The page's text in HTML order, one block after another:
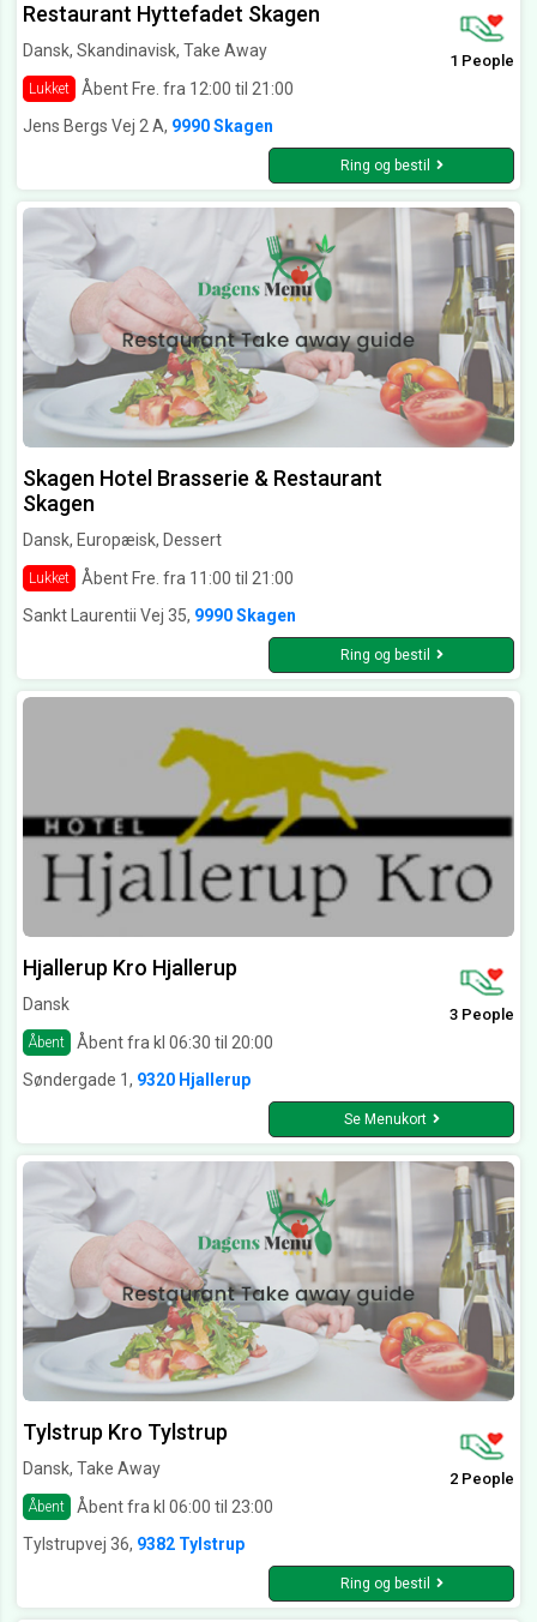
Restaurant Hyttefadet Skagen
Dansk, Skandinavisk, Take Away
Lukket Åbent Fre. fra 12:00 til 21:00
1 People
Jens Bergs Vej 2 A, 9990 Skagen
Ring og bestil
Skagen Hotel Brasserie & Restaurant
Skagen
Dansk, Europæisk, Dessert
Lukket
Åbent Fre. fra 11:00 til 21:00
Sankt Laurentii Vej 35, 9990 Skagen
Ring og bestil
Hjallerup Kro Hjallerup
Dansk
Åbent Åbent fra kl 06:30 til 20:00
3 People
Søndergade 1, 9320 Hjallerup
Se Menukort
Tylstrup Kro Tylstrup
Dansk, Take Away
Åbent Åbent fra kl 06:00 til 23:00
2 People
Tylstrupvej 36, 9382 Tylstrup
Ring og bestil